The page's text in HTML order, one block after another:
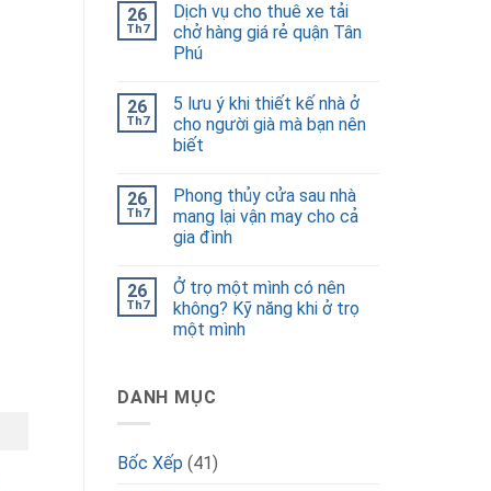
26
Th7
Dịch vụ cho thuê xe tải
chở hàng giá rẻ quận Tân
Phú
26
Th7
5 lưu ý khi thiết kế nhà ở
cho người già mà bạn nên
biết
26
Th7
Phong thủy cửa sau nhà
mang lại vận may cho cả
gia đình
26
Th7
Ở trọ một mình có nên
không? Kỹ năng khi ở trọ
một mình
DANH MỤC
Bốc Xếp (41)